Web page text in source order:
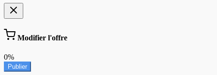
Modifier l'offre
0%
Publier